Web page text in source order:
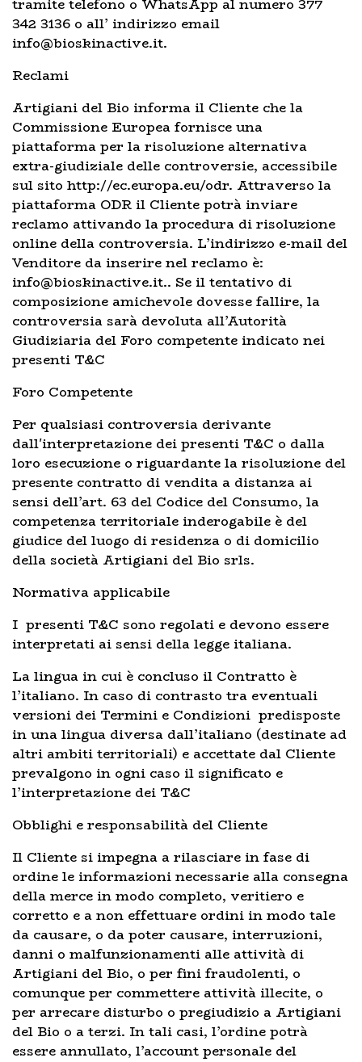
tramite telefono o WhatsApp al numero 377
342 3136 o all’ indirizzo email
info@bioskinactive.it.
Reclami
Artigiani del Bio informa il Cliente che la
Commissione Europea fornisce una
piattaforma per la risoluzione alternativa
extra-giudiziale delle controversie, accessibile
sul sito http://ec.europa.eu/odr. Attraverso la
piattaforma ODR il Cliente potrà inviare
reclamo attivando la procedura di risoluzione
online della controversia. L’indirizzo e-mail del
Venditore da inserire nel reclamo è:
info@bioskinactive.it.. Se il tentativo di
composizione amichevole dovesse fallire, la
controversia sarà devoluta all’Autorità
Giudiziaria del Foro competente indicato nei
presenti T&C
Foro Competente
Per qualsiasi controversia derivante
dall'interpretazione dei presenti T&C o dalla
loro esecuzione o riguardante la risoluzione del
presente contratto di vendita a distanza ai
sensi dell’art. 63 del Codice del Consumo, la
competenza territoriale inderogabile è del
giudice del luogo di residenza o di domicilio
della società Artigiani del Bio srls.
Normativa applicabile
I presenti T&C sono regolati e devono essere
interpretati ai sensi della legge italiana.
La lingua in cui è concluso il Contratto è
l’italiano. In caso di contrasto tra eventuali
versioni dei Termini e Condizioni predisposte
in una lingua diversa dall’italiano (destinate ad
altri ambiti territoriali) e accettate dal Cliente
prevalgono in ogni caso il significato e
l’interpretazione dei T&C
Obblighi e responsabilità del Cliente
Il Cliente si impegna a rilasciare in fase di
ordine le informazioni necessarie alla consegna
della merce in modo completo, veritiero e
corretto e a non effettuare ordini in modo tale
da causare, o da poter causare, interruzioni,
danni o malfunzionamenti alle attività di
Artigiani del Bio, o per fini fraudolenti, o
comunque per commettere attività illecite, o
per arrecare disturbo o pregiudizio a Artigiani
del Bio o a terzi. In tali casi, l’ordine potrà
essere annullato, l’account personale del